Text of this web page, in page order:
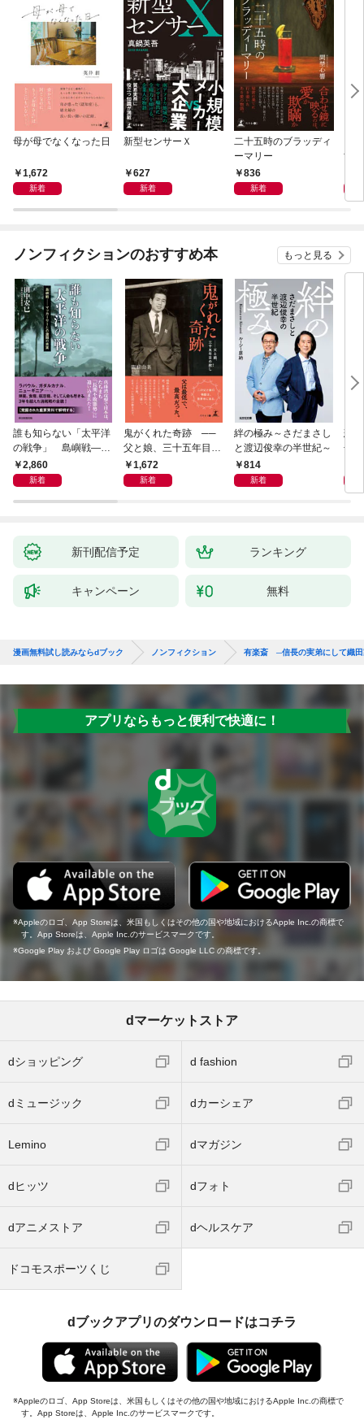
母が母でなくなった日
1,672
新着
新型センサーＸ
627
新着
二十五時のブラッディ
ーマリー
836
新着
世
ノンフィクションのおすすめ本 もっと見る
誰も知らない「太平洋
の戦争」 島嶼戦――
マッカーサーとの激闘
の真実
2,860
新着
鬼がくれた奇跡 ──
父と娘、三十五年目の
赦し1,672
新着
絆の極み～さだまさし
と渡辺俊幸の半世紀～
814
新着
悲
子
新刊配信予定 ランキング
キャンペーン 無料
漫画無料試し読みならdブック ノンフィクション 有楽斎 ─信長の実弟にして織田
アプリならもっと便利で快適に！
Appleのロゴ、App Storeは、米国もしくはその他の国や地域におけるApple Inc.の商標で
す。App Storeは、Apple Inc.のサービスマークです。
Google Play および Google Play ロゴは Google LLC の商標です。
dマーケットストア
dショッピング d fashion
dミュージック dカーシェア
Lemino dマガジン
dヒッツ dフォト
dアニメストア dヘルスケア
ドコモスポーツくじ
dブックアプリのダウンロードはコチラ
Appleのロゴ、App Storeは、米国もしくはその他の国や地域におけるApple Inc.の商標で
す。App Storeは、Apple Inc.のサービスマークです。